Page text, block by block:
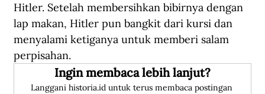
Hitler. Setelah membersihkan bibirnya dengan
lap makan, Hitler pun bangkit dari kursi dan
menyalami ketiganya untuk memberi salam
perpisahan.
Ingin membaca lebih lanjut?
Langgani historia.id untuk terus membaca postingan